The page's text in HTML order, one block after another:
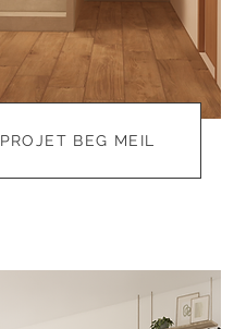
PROJET BEG MEIL